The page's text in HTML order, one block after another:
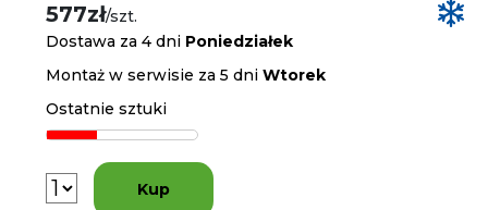
577zł/szt.
Dostawa za 4 dni Poniedziałek
Montaż w serwisie za 5 dniWtorek
Ostatnie sztuki
Kup